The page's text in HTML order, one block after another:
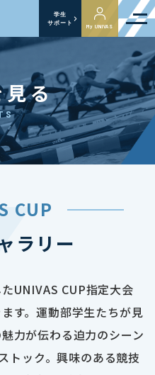
学生
サポート
My UNIVAS
見る
CUP
ラリー
UNIVAS CUP指定大会
す。運動部学生たちが見
力が伝わる迫力のシーン
トック。興味のある競技